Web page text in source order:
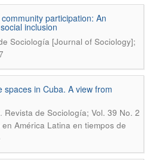
participation: An
inclusion
Sociología [Journal of Sociology];
spaces in Cuba. A view from
. Revista de Sociología; Vol. 39 No. 2
América Latina en tiempos de